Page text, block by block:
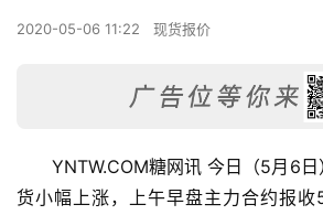
2020-05-06 11:22 现货报价
YNTW.COM糖网讯 今日（5月6
货小幅上涨，上午早盘主力合约报